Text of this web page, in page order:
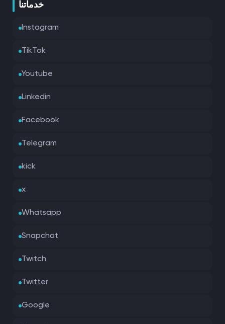
خدماتنا
Instagram
TikTok
Youtube
Linkedin
Facebook
Telegram
kick
x
Whatsapp
Snapchat
Twitch
Twitter
Google